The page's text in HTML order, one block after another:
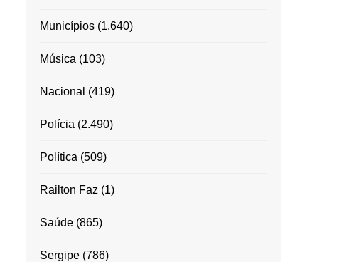
Municípios (1.640)
Música (103)
Nacional (419)
Polícia (2.490)
Política (509)
Railton Faz (1)
Saúde (865)
Sergipe (786)